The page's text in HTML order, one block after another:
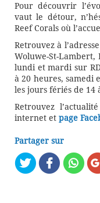
Pour découvrir
vaut le détour,
Reef Corals où
Retrouvez à
Woluwe-St-
lundi et mardi sur
à 20 heures, samedi
les jours fériés de 14
Retrouvez
internet et page
Partager sur